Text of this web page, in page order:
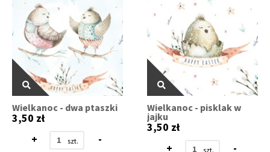
Wielkanoc - dwa ptaszki
3,50 zł
+
-
Wielkanoc - pisklak w
jajku
3,50 zł
+
-